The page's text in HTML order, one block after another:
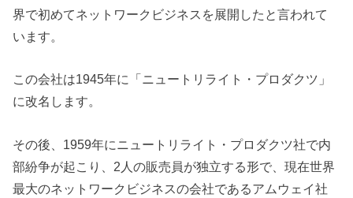
界で初めてネットワークビジネスを展開したと言われて
います。
この会社は1945年に「ニュートリライト・プロダクツ」
に改名します。
その後、1959年にニュートリライト・プロダクツ社で内
部紛争が起こり、2人の販売員が独立する形で、現在世界
最大のネットワークビジネスの会社であるアムウェイ社